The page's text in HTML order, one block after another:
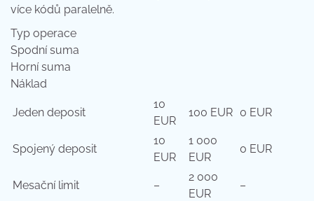
více kódů paralelně.
Typ operace
Spodní suma
Horní suma
Náklad
Jeden deposit
10
EUR
100 EUR 0 EUR
Spojený deposit
10
EUR
1 000
EUR
0 EUR
Mesační limit –
2 000
EUR
–